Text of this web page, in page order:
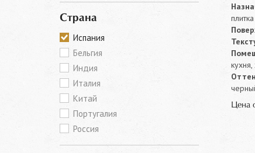
Страна
Испания
Бельгия
Индия
Италия
Китай
Португалия
Россия
плитка
кухня,
Цена